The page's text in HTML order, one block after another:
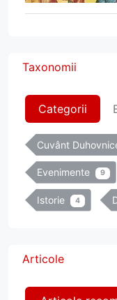
Taxonomii
Categorii
Cuvânt
Evenimente 9
Istorie 4
Articole